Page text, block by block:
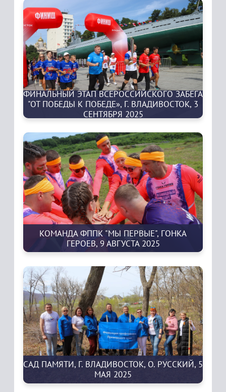
ФИНАЛЬНЫЙ ЭТАП ВСЕРОССИЙСКОГО ЗАБЕГА
"ОТ ПОБЕДЫ К ПОБЕДЕ», Г. ВЛАДИВОСТОК, 3
СЕНТЯБРЯ 2025
КОМАНДА ФППК "МЫ ПЕРВЫЕ", ГОНКА
ГЕРОЕВ, 9 АВГУСТА 2025
САД ПАМЯТИ, Г. ВЛАДИВОСТОК, О. РУССКИЙ, 5
МАЯ 2025